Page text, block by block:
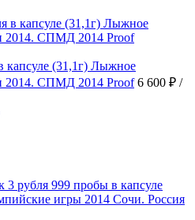
капсуле (31,1г) Лыжное
2014. СПМД 2014 Proof 6 600 ₽ /